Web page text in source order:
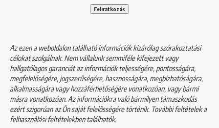
Az ezen a weboldalon található információk kizárólag szórakoztatási
célokat szolgálnak. Nem vállalunk semmiféle kifejezett vagy
hallgatólagos garanciát az információk teljességére, pontosságára,
megfelelőségére, jogszerűségére, hasznosságára, megbízhatóságára,
alkalmasságára vagy hozzáférhetőségére vonatkozóan, vagy bármi
másra vonatkozóan. Az információkra való bármilyen támaszkodás
ezért szigorúan az Ön saját felelősségére történik. További feltételek a
felhasználási feltételekbentalálhatók.